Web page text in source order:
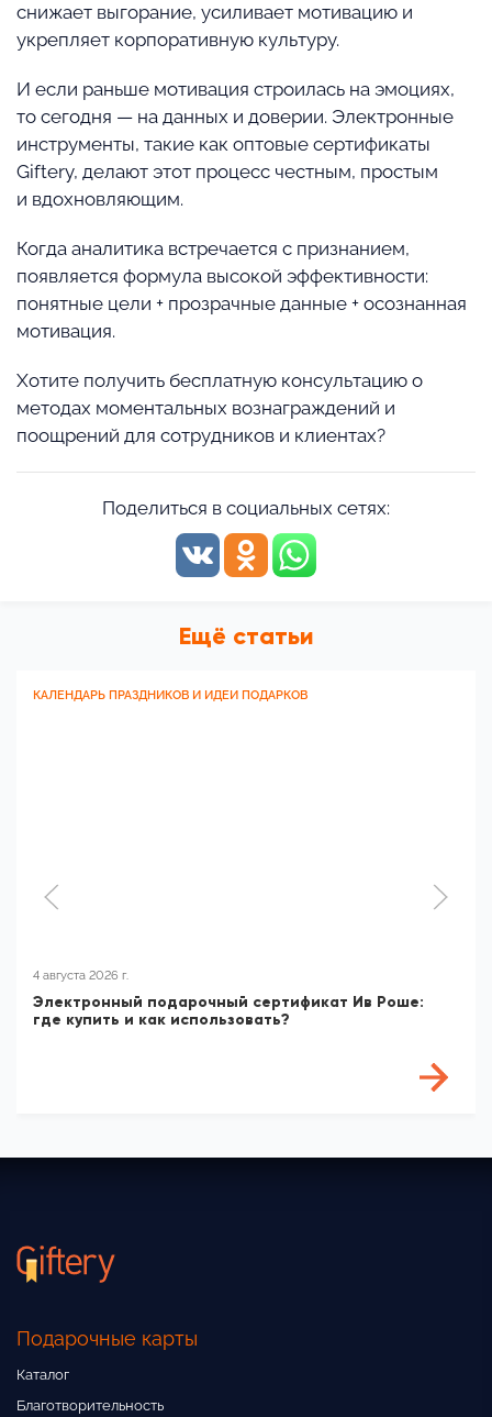
снижает выгорание, усиливает мотивацию и
укрепляет корпоративную культуру.
И если раньше мотивация строилась на эмоциях,
то сегодня — на данных и доверии. Электронные
инструменты, такие как оптовые сертификаты
Giftery, делают этот процесс честным, простым
и вдохновляющим.
Когда аналитика встречается с признанием,
появляется формула высокой эффективности:
понятные цели + прозрачные данные + осознанная
мотивация.
Хотите получить бесплатную консультацию о
методах моментальных вознаграждений и
поощрений для сотрудников и клиентах?
Поделиться в социальных сетях:
Ещё статьи
КАЛЕНДАРЬ ПРАЗДНИКОВ И ИДЕИ ПОДАРКОВ
4 августа 2026 г.
Электронный подарочный сертификат Ив Роше:
где купить и как использовать?
Подарочные карты
Каталог
Благотворительность